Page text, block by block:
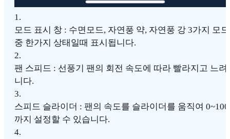
1.
모드 표시 창 : 수면모드, 자연풍 약, 자연풍 강 3가지 모드
중 한가지 상태일때 표시됩니다.
2.
팬 스피드 : 선풍기 팬의 회전 속도에 따라 빨라지고 느려
니다.
3.
스피드 슬라이더 : 팬의 속도를 슬라이더를 움직여 0~100
까지 설정할 수 있습니다.
4.